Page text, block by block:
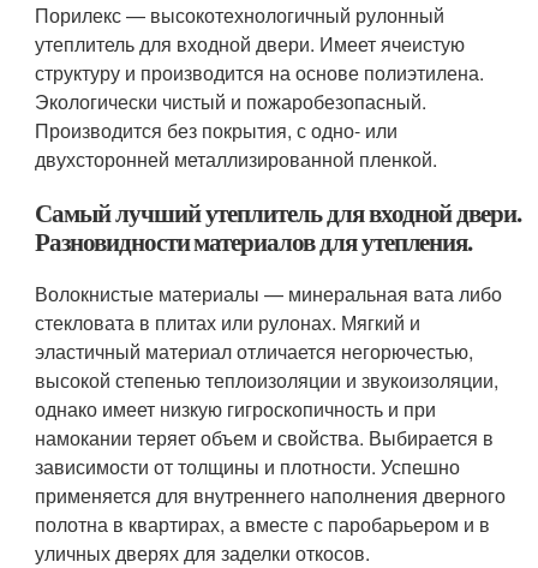
Порилекс — высокотехнологичный рулонный
утеплитель для входной двери. Имеет ячеистую
структуру и производится на основе полиэтилена.
Экологически чистый и пожаробезопасный.
Производится без покрытия, с одно- или
двухсторонней металлизированной пленкой.
Самый лучший утеплитель для входной двери.
Разновидности материалов для утепления.
Волокнистые материалы — минеральная вата либо
стекловата в плитах или рулонах. Мягкий и
эластичный материал отличается негорючестью,
высокой степенью теплоизоляции и звукоизоляции,
однако имеет низкую гигроскопичность и при
намокании теряет объем и свойства. Выбирается в
зависимости от толщины и плотности. Успешно
применяется для внутреннего наполнения дверного
полотна в квартирах, а вместе с паробарьером и в
уличных дверях для заделки откосов.